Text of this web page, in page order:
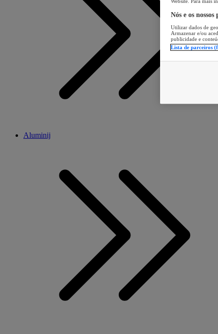
Aluminij
Website. Para mais
Nós e os
Utilizar dados de
Armazenar e/ou
publicidade e
Lista de parceiros